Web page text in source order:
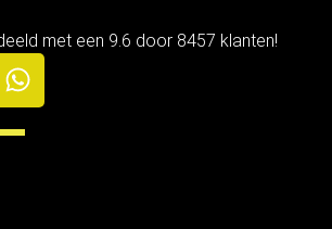
met een 9.6 door 8457 klanten!